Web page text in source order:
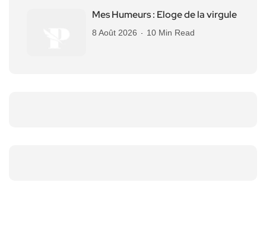
Mes Humeurs : Eloge de la virgule
8 Août 2026 10 Min Read